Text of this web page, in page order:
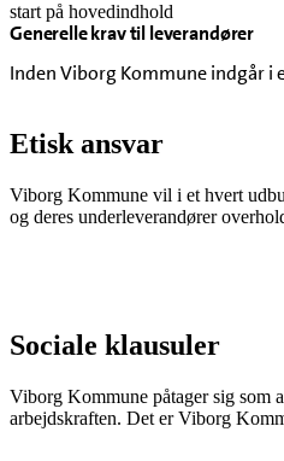
start på hovedindhold
Generelle krav til leverandører
Inden Viborg Kommune indgår i
senest opdateret 21. april 2026
Etisk ansvar
Viborg Kommune vil i et hvert
og deres underleverandører
Sociale klausuler
Viborg Kommune påtager sig som
arbejdskraften. Det er Viborg